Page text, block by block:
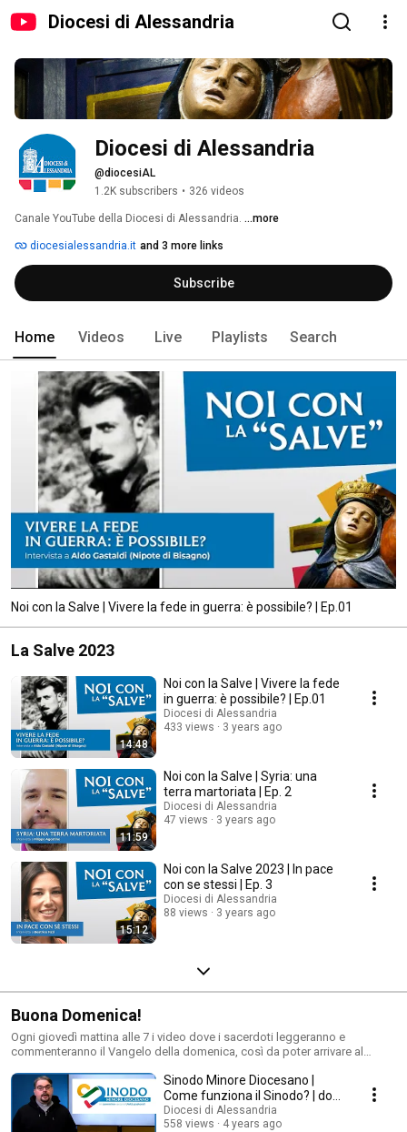
Diocesi di Alessandria
Diocesi di Alessandria
@diocesiAL
1.2K subscribers • 326 videos
Canale YouTube della Diocesi di Alessandria. ...more
diocesialessandria.it and 3 more links
Subscribe
Home Videos Live Playlists Search
Noi con la Salve | Vivere la fede in guerra: è possibile? | Ep.01
La Salve 2023
14:48
Noi con la Salve | Vivere la fede
in guerra: è possibile? | Ep.01
Diocesi di Alessandria
433 views
3 years ago
11:59
Noi con la Salve | Syria: una
terra martoriata | Ep. 2
Diocesi di Alessandria
47 views
3 years ago
15:12
Noi con la Salve 2023 | In pace
con se stessi | Ep. 3
Diocesi di Alessandria
88 views
3 years ago
Buona Domenica!
Ogni giovedì mattina alle 7 i video dove i sacerdoti leggeranno e
commenteranno il Vangelo della domenica, così da poter arrivare al
meglio, dopo averci meditato da soli o con la propria comunità di
preghiera, nelle modalità consentite. E per chi non potesse raggiungere
una chiesa, sarà una compagnia e un aiuto alla preghiera personale.
#buonadomenica
Sinodo Minore Diocesano |
Come funziona il Sinodo? | don
Stefano Tessaglia
Diocesi di Alessandria
558 views
4 years ago